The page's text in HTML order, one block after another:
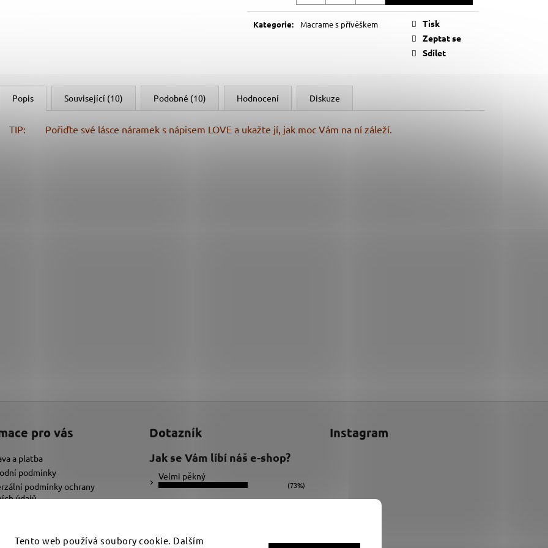
Tento web používá soubory cookie. Dalším
cena:
Kategorie: Macrame s přívěškem
Tisk
Zeptat se
Sdílet
Popis Související (10) Podobné (10) Hodnocení Diskuze
TIP: Pořiďte své lásce náramek s nápisem LOVE a ukažte jí, jak moc Vám na ní záleží.
pro vás
a platba
podmínky
podmínky ochrany
údajů
text pro náramek
Dotazník
Jak se Vám líbí náš e-shop?
Velmi pěkný
(73%)
Ujde to
Instagram